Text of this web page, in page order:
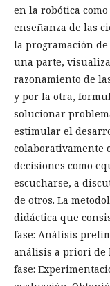
en la robótica
enseñanza de las
la programación
una parte,
razonamiento de
y por la otra,
solucionar
estimular el
colaborativamente
decisiones como
escucharse, a
de otros. La
didáctica que
fase: Análisis
análisis a priori de
fase: